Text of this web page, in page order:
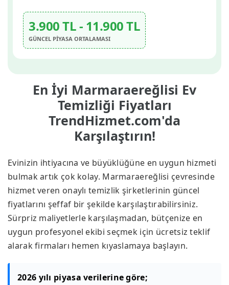
En İyi Marmaraereğlisi Ev
Temizliği Fiyatları
TrendHizmet.com'da
Karşılaştırın!
Evinizin ihtiyacına ve büyüklüğüne en uygun hizmeti
bulmak artık çok kolay. Marmaraereğlisi çevresinde
hizmet veren onaylı temizlik şirketlerinin güncel
fiyatlarını şeffaf bir şekilde karşılaştırabilirsiniz.
Sürpriz maliyetlerle karşılaşmadan, bütçenize en
uygun profesyonel ekibi seçmek için ücretsiz teklif
alarak firmaları hemen kıyaslamaya başlayın.
2026 yılı piyasa verilerine göre;
3.900 TL - 11.900 TL
GÜNCEL PİYASA ORTALAMASI